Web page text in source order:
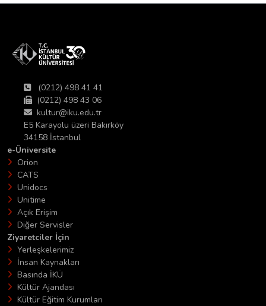
(0212) 498 41 41
(0212) 498 43 06
kultur@iku.edu.tr
E5 Karayolu üzeri Bakırköy
34158 İstanbul
e-Üniversite
Orion
CATS
Unidocs
Unitime
Açık Erişim
Diğer Servisler
Ziyaretciler İçin
Yerleşkelerimiz
İnsan Kaynakları
Basında İKÜ
Kültür Ajandası
Kültür Eğitim Kurumları